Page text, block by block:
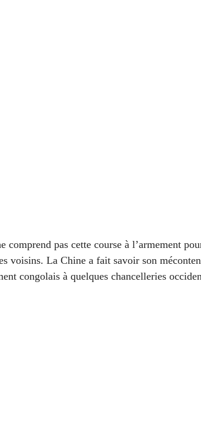
comprend pas cette course à l’armement
voisins. La Chine a fait savoir son
congolais à quelques chancelleries